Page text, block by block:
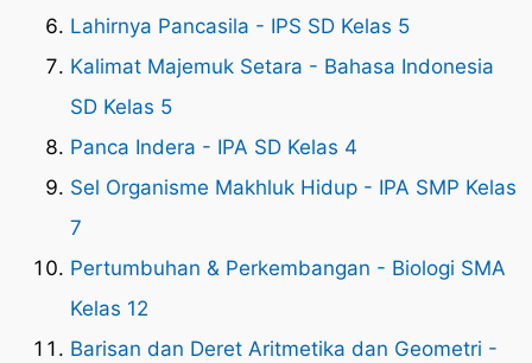
Lahirnya Pancasila - IPS SD Kelas 5
Kalimat Majemuk Setara - Bahasa Indonesia
SD Kelas 5
Panca Indera - IPA SD Kelas 4
Sel Organisme Makhluk Hidup - IPA SMP Kelas
7
Pertumbuhan & Perkembangan - Biologi SMA
Kelas 12
Barisan dan Deret Aritmetika dan Geometri -